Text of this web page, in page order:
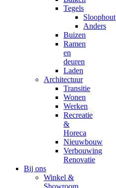
Tegels
Sloophout
Anders
Buizen
Ramen
en
deuren
Laden
Architectuur
Transitie
Wonen
Werken
Recreatie
&
Horeca
Nieuwbouw
Verbouwing
Renovatie
Bij ons
Winkel &